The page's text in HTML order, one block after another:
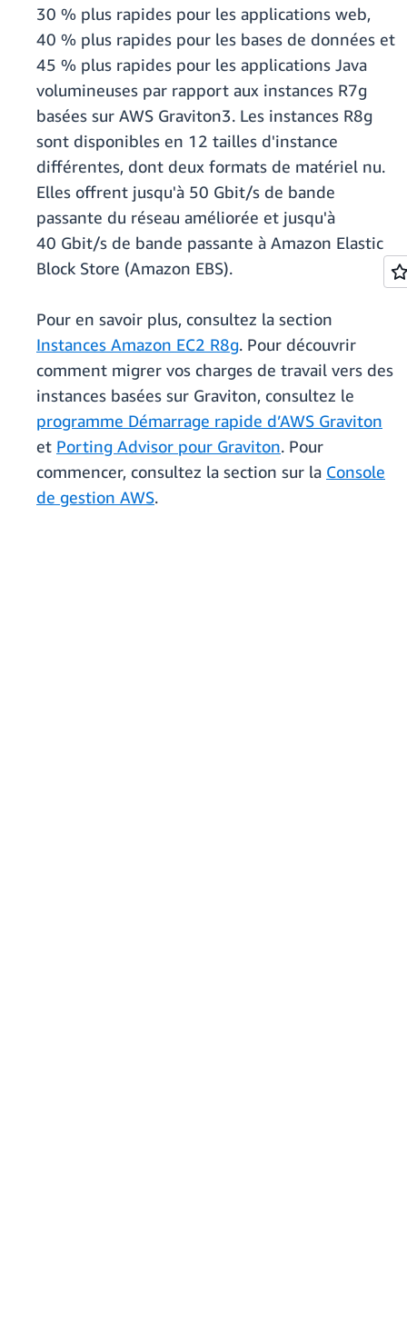
30 % plus rapides pour les applications web,
40 % plus rapides pour les bases de données et
45 % plus rapides pour les applications Java
volumineuses par rapport aux instances R7g
basées sur AWS Graviton3. Les instances R8g
sont disponibles en 12 tailles d'instance
différentes, dont deux formats de matériel nu.
Elles offrent jusqu'à 50 Gbit/s de bande
passante du réseau améliorée et jusqu'à
40 Gbit/s de bande passante à Amazon Elastic
Block Store (Amazon EBS).
Pour en savoir plus, consultez la section
Instances Amazon EC2 R8g. Pour découvrir
comment migrer vos charges de travail vers des
instances basées sur Graviton, consultez le
programme Démarrage rapide d’AWS Graviton
et Porting Advisor pour Graviton. Pour
commencer, consultez la section sur la Console
de gestion AWS.